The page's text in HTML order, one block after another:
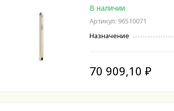
В наличии
Артикул: 96510071
Назначение
70 909,10 ₽